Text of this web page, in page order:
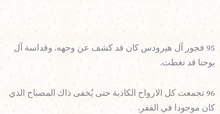
95 فجور آل هيرودس كان قد كشف عن وجهه، وقداسة آل
يوحنا قد تغطت،
96 تجمعت كل الارواح الكاذبة حتى يُخفى ذاك المصباح الذي
كان موجودا في القفر،